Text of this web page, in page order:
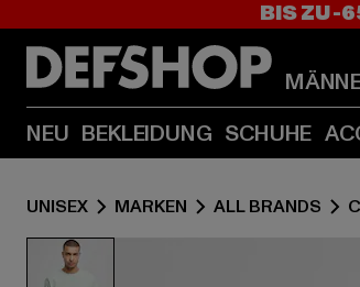
BIS ZU -
NEU BEKLEIDUNG SCHUHE
UNISEX MARKEN ALL BRANDS